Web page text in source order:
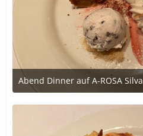
Abend Dinner auf A-ROSA Silva
12. Oktober 2020 um 18:36